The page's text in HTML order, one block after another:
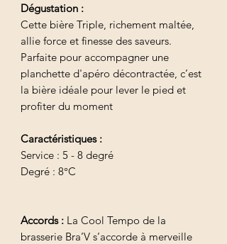
Dégustation :
Cette bière Triple, richement maltée,
allie force et finesse des saveurs.
Parfaite pour accompagner une
planchette d'apéro décontractée, c’est
la bière idéale pour lever le pied et
profiter du moment
Caractéristiques :
Service : 5 - 8 degré
Degré : 8°C
Accords : La Cool Tempo de la
brasserie Bra’V s’accorde à merveille